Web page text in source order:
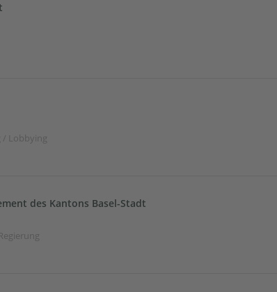
/ Lobbying
des Kantons Basel-Stadt